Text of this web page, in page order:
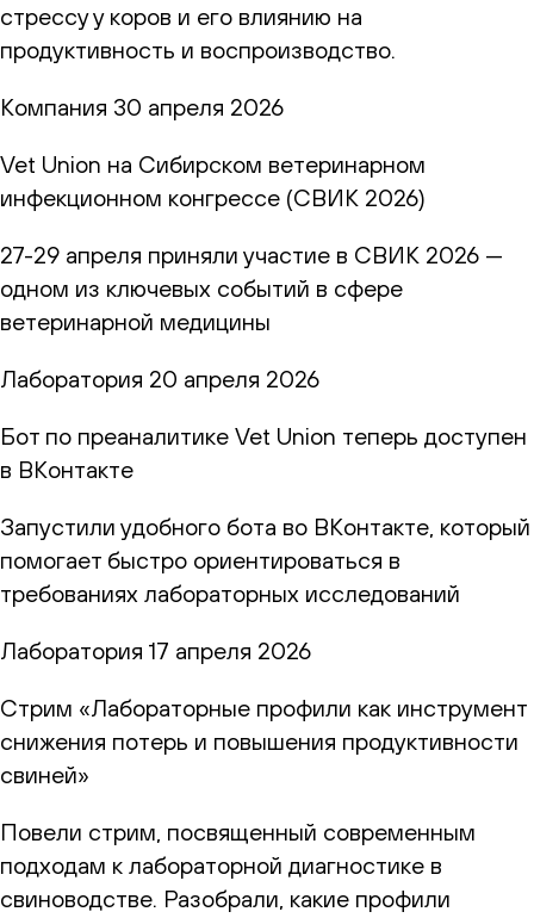
стрессу у коров и его влиянию на
продуктивность и воспроизводство.
Компания 30 апреля 2026
Vet Union на Сибирском ветеринарном
инфекционном конгрессе (СВИК 2026)
27-29 апреля приняли участие в СВИК 2026 —
одном из ключевых событий в сфере
ветеринарной медицины
Лаборатория 20 апреля 2026
Бот по преаналитике Vet Union теперь доступен
в ВКонтакте
Запустили удобного бота во ВКонтакте, который
помогает быстро ориентироваться в
требованиях лабораторных исследований
Лаборатория 17 апреля 2026
Стрим «Лабораторные профили как инструмент
снижения потерь и повышения продуктивности
свиней»
Повели стрим, посвященный современным
подходам к лабораторной диагностике в
свиноводстве. Разобрали, какие профили